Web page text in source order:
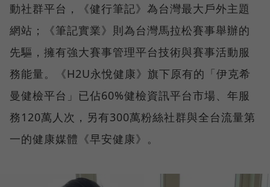
動社群平台，《健行筆記》為台灣最大戶外主題
網站；《筆記實業》則為台灣馬拉松賽事舉辦的
先驅，擁有強大賽事管理平台技術與賽事活動服
務能量。《H2U永悅健康》旗下原有的「伊克希
曼健檢平台」已佔60%健檢資訊平台市場、年服
務120萬人次，另有300萬粉絲社群與全台流量第
一的健康媒體《早安健康》。